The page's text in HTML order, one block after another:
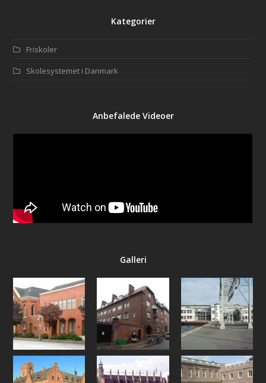
Kategorier
Friskoler
Skolesystemet i Danmark
Anbefalede Videoer
Galleri